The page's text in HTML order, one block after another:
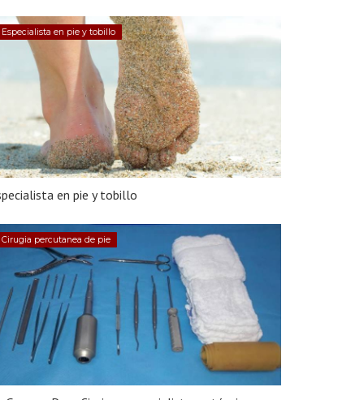
Especialista en pie y tobillo
en pie y tobillo
Cirugia percutanea de pie